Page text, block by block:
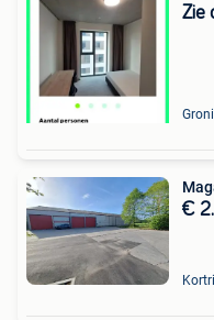
Zie
€